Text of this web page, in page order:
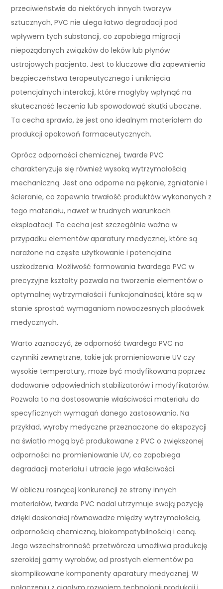
przeciwieństwie do niektórych innych tworzyw
sztucznych, PVC nie ulega łatwo degradacji pod
wpływem tych substancji, co zapobiega migracji
niepożądanych związków do leków lub płynów
ustrojowych pacjenta. Jest to kluczowe dla zapewnienia
bezpieczeństwa terapeutycznego i uniknięcia
potencjalnych interakcji, które mogłyby wpłynąć na
skuteczność leczenia lub spowodować skutki uboczne.
Ta cecha sprawia, że jest ono idealnym materiałem do
produkcji opakowań farmaceutycznych.
Oprócz odporności chemicznej, twarde PVC
charakteryzuje się również wysoką wytrzymałością
mechaniczną. Jest ono odporne na pękanie, zgniatanie i
ścieranie, co zapewnia trwałość produktów wykonanych z
tego materiału, nawet w trudnych warunkach
eksploatacji. Ta cecha jest szczególnie ważna w
przypadku elementów aparatury medycznej, które są
narażone na częste użytkowanie i potencjalne
uszkodzenia. Możliwość formowania twardego PVC w
precyzyjne kształty pozwala na tworzenie elementów o
optymalnej wytrzymałości i funkcjonalności, które są w
stanie sprostać wymaganiom nowoczesnych placówek
medycznych.
Warto zaznaczyć, że odporność twardego PVC na
czynniki zewnętrzne, takie jak promieniowanie UV czy
wysokie temperatury, może być modyfikowana poprzez
dodawanie odpowiednich stabilizatorów i modyfikatorów.
Pozwala to na dostosowanie właściwości materiału do
specyficznych wymagań danego zastosowania. Na
przykład, wyroby medyczne przeznaczone do ekspozycji
na światło mogą być produkowane z PVC o zwiększonej
odporności na promieniowanie UV, co zapobiega
degradacji materiału i utracie jego właściwości.
W obliczu rosnącej konkurencji ze strony innych
materiałów, twarde PVC nadal utrzymuje swoją pozycję
dzięki doskonałej równowadze między wytrzymałością,
odpornością chemiczną, biokompatybilnością i ceną.
Jego wszechstronność przetwórcza umożliwia produkcję
szerokiej gamy wyrobów, od prostych elementów po
skomplikowane komponenty aparatury medycznej. W